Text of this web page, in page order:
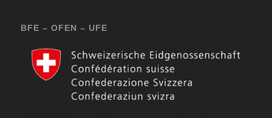
BFE – OFEN – UFE